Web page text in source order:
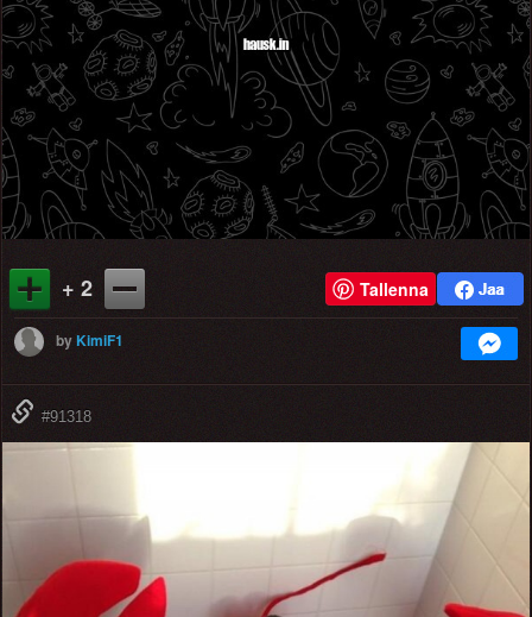
+ 2 Tallenna
byKimiF1
#91318